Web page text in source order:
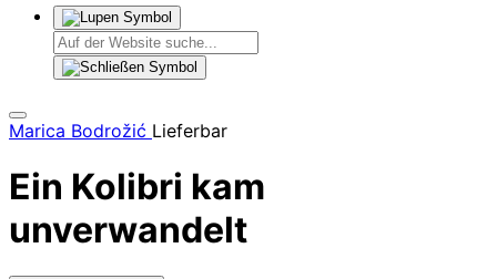
Marica Bodrožić Lieferbar
Ein Kolibri kam
unverwandelt